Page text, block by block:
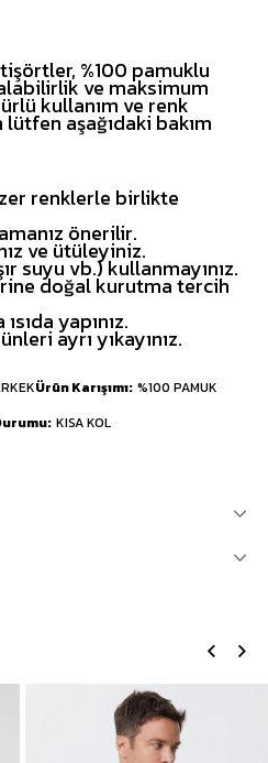
%100 pamuklu
ve maksimum
kullanım ve renk
lütfen aşağıdaki bakım
renklerle birlikte
önerilir.
ve ütüleyiniz.
suyu vb.) kullanmayınız.
doğal kurutma tercih
yapınız.
ayrı yıkayınız.
Ürün Karışımı %100 PAMUK
KISA KOL